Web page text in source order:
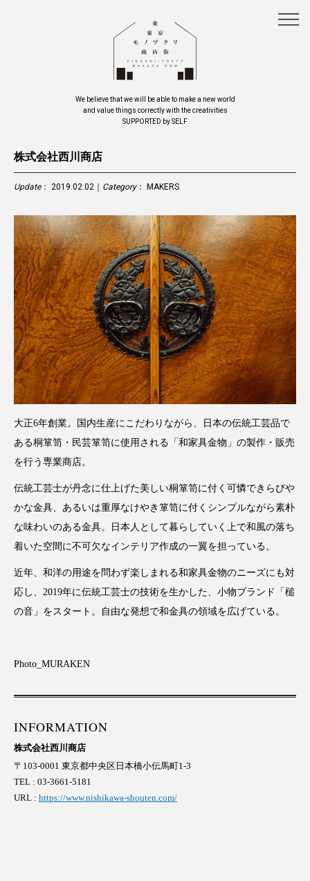
We believe that we will be able to make a new world
and value things correctly with the creativities
SUPPORTED by SELF
株式会社西川商店
Update： 2019.02.02｜ Category： MAKERS
大正6年創業。国内生産にこだわりながら、日本の伝統工芸品で
ある桐箪笥・民芸箪笥に使用される「和家具金物」の製作・販売
を行う専業商店。
伝統工芸士が丹念に仕上げた美しい桐箪笥に付く可憐できらびや
かな金具、あるいは重厚なけやき箪笥に付くシンプルながら素朴
な味わいのある金具。日本人として暮らしていく上で和風の落ち
着いた空間に不可欠なインテリア作成の一翼を担っている。
近年、和洋の用途を問わず楽しまれる和家具金物のニーズにも対
応し、2019年に伝統工芸士の技術を生かした、小物ブランド「槌
の音」をスタート。自由な発想で和金具の領域を広げている。
Photo_MURAKEN
INFORMATION
株式会社西川商店
〒103-0001 東京都中央区日本橋小伝馬町1-3
TEL : 03-3661-5181
URL : https://www.nishikawa-shouten.com/